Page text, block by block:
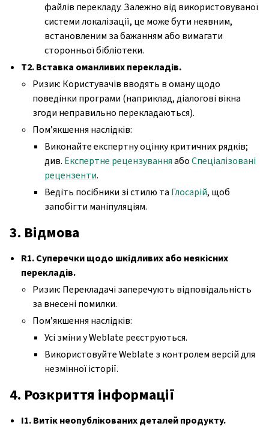
файлів перекладу. Залежно від використовуваної
системи локалізації, це може бути неявним,
встановленим за бажанням або вимагати
сторонньої бібліотеки.
T2. Вставка оманливих перекладів.
Ризик: Користувачів вводять в оману щодо
поведінки програми (наприклад, діалогові вікна
згоди неправильно перекладаються).
Пом’якшення наслідків:
Виконайте експертну оцінку критичних рядків;
див. Експертне рецензуванняабоСпеціалізовані
рецензенти.
Ведіть посібники зі стилю та Глосарій, щоб
запобігти маніпуляціям.
3. Відмова
R1. Суперечки щодо шкідливих або неякісних
перекладів.
Ризик: Перекладачі заперечують відповідальність
за внесені помилки.
Пом’якшення наслідків:
Усі зміни у Weblate реєструються.
Використовуйте Weblate з контролем версій для
незмінної історії.
4. Розкриття інформації
I1. Витік неопублікованих деталей продукту.